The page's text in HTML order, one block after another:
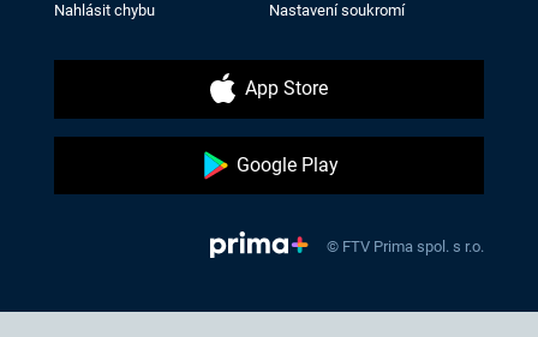
Nahlásit chybu Nastavení soukromí
App Store
Google Play
© FTV Prima spol. s r.o.